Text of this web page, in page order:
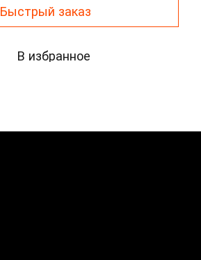
Быстрый заказ
В избранное